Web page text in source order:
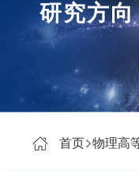
研究方向
首页 物理高